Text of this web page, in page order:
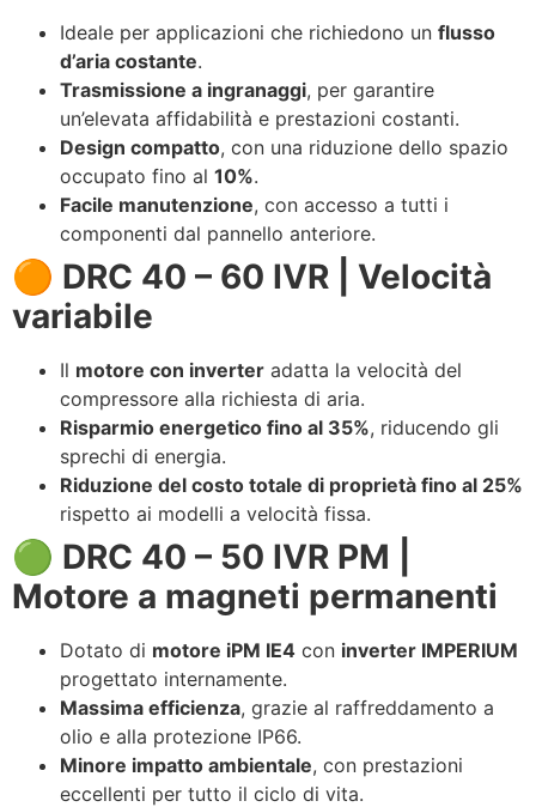
Ideale per applicazioni che richiedono un flusso
d’aria costante.
Trasmissione a ingranaggi, per garantire
un’elevata affidabilità e prestazioni costanti.
Design compatto, con una riduzione dello spazio
occupato fino al 10%.
Facile manutenzione, con accesso a tutti i
componenti dal pannello anteriore.
🟠 DRC 40 – 60 IVR | Velocità
variabile
Il motore con inverter adatta la velocità del
compressore alla richiesta di aria.
Risparmio energetico fino al 35%, riducendo gli
sprechi di energia.
Riduzione del costo totale di proprietà fino al 25%
rispetto ai modelli a velocità fissa.
🟢 DRC 40 – 50 IVR PM |
Motore a magneti permanenti
Dotato di motore iPM IE4 con inverter IMPERIUM
progettato internamente.
Massima efficienza, grazie al raffreddamento a
olio e alla protezione IP66.
Minore impatto ambientale, con prestazioni
eccellenti per tutto il ciclo di vita.